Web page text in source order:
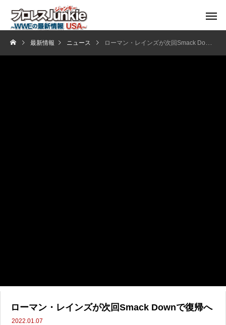
最新情報 ニュース ローマン・レインズが次回Smack Downで復帰へ
ローマン・レインズが次回Smack Downで復帰へ
2022.01.07